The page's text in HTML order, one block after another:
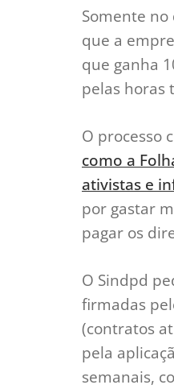
Somente
que a
que ganha
pelas horas
O processo
como a
ativistas e
por gastar
pagar os
O Sindpd
firmadas
(contratos
pela
semanais,